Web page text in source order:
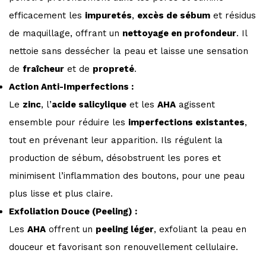
efficacement les impuretés, excès de sébum et résidus
de maquillage, offrant un nettoyage en profondeur. Il
nettoie sans dessécher la peau et laisse une sensation
de fraîcheur et de propreté.
Action Anti-Imperfections :
Le zinc, l’acide salicylique et les AHA agissent
ensemble pour réduire les imperfections existantes,
tout en prévenant leur apparition. Ils régulent la
production de sébum, désobstruent les pores et
minimisent l’inflammation des boutons, pour une peau
plus lisse et plus claire.
Exfoliation Douce (Peeling) :
Les AHA offrent un peeling léger, exfoliant la peau en
douceur et favorisant son renouvellement cellulaire.